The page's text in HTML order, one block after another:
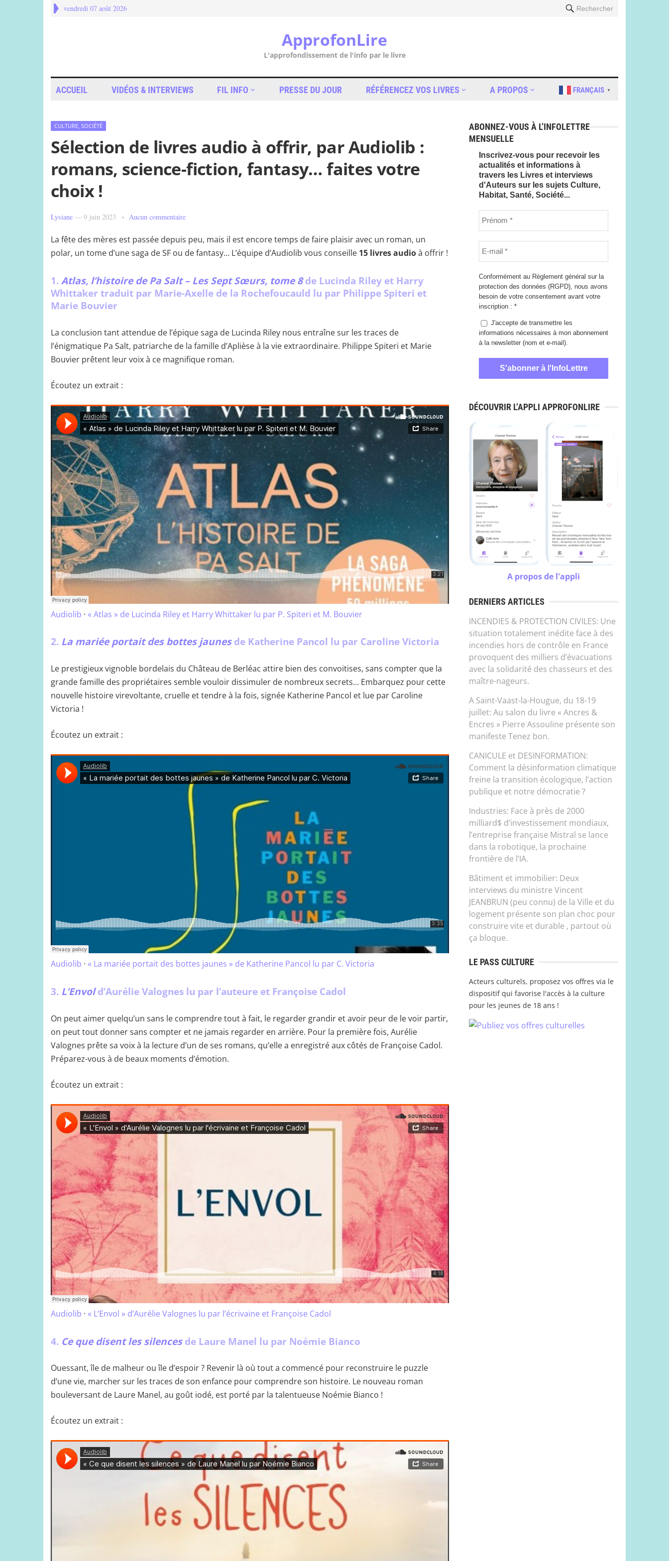
vendredi 07 août 2026 Rechercher
ApprofonLire
L'approfondissement de l'info par le livre
ACCUEIL VIDÉOS & INTERVIEWS FIL INFO PRESSE DU JOUR RÉFÉRENCEZ VOS LIVRES A PROPOS FRANÇAIS ▼
CULTURE, SOCIÉTÉ
Sélection de livres audio à offrir, par Audiolib :
romans, science-fiction, fantasy… faites votre
choix !
Lysiane — 9 juin 2023 Aucun commentaire
La fête des mères est passée depuis peu, mais il est encore temps de faire plaisir avec un roman, un
polar, un tome d’une saga de SF ou de fantasy… L’équipe d’Audiolib vous conseille 15 livres audioà offrir !
1. Atlas, l’histoire de Pa Salt – Les Sept Sœurs, tome 8de Lucinda Riley et Harry
Whittaker traduit par Marie-Axelle de la Rochefoucauld lu par Philippe Spiteri et
Marie Bouvier
La conclusion tant attendue de l’épique saga de Lucinda Riley nous entraîne sur les traces de
l’énigmatique Pa Salt, patriarche de la famille d’Aplièse à la vie extraordinaire. Philippe Spiteri et Marie
Bouvier prêtent leur voix à ce magnifique roman.
Écoutez un extrait :
Audiolib · « Atlas » de Lucinda Riley et Harry Whittaker lu par P. Spiteri et M. Bouvier
2. La mariée portait des bottes jaunesde Katherine Pancol lu par Caroline Victoria
Le prestigieux vignoble bordelais du Château de Berléac attire bien des convoitises, sans compter que la
grande famille des propriétaires semble vouloir dissimuler de nombreux secrets… Embarquez pour cette
nouvelle histoire virevoltante, cruelle et tendre à la fois, signée Katherine Pancol et lue par Caroline
Victoria !
Écoutez un extrait :
Audiolib · « La mariée portait des bottes jaunes » de Katherine Pancol lu par C. Victoria
3. L’Envold’Aurélie Valognes lu par l’auteure et Françoise Cadol
On peut aimer quelqu’un sans le comprendre tout à fait, le regarder grandir et avoir peur de le voir partir,
on peut tout donner sans compter et ne jamais regarder en arrière. Pour la première fois, Aurélie
Valognes prête sa voix à la lecture d’un de ses romans, qu’elle a enregistré aux côtés de Françoise Cadol.
Préparez-vous à de beaux moments d’émotion.
Écoutez un extrait :
Audiolib · « L’Envol » d’Aurélie Valognes lu par l’écrivaine et Françoise Cadol
4. Ce que disent les silencesde Laure Manel lu par Noémie Bianco
Ouessant, île de malheur ou île d’espoir ? Revenir là où tout a commencé pour reconstruire le puzzle
d’une vie, marcher sur les traces de son enfance pour comprendre son histoire. Le nouveau roman
bouleversant de Laure Manel, au goût iodé, est porté par la talentueuse Noémie Bianco !
Écoutez un extrait :
ABONNEZ-VOUS À L’INFOLETTRE
MENSUELLE
Inscrivez-vous pour recevoir les
actualités et informations à
travers les Livres et interviews
d'Auteurs sur les sujets Culture,
Habitat, Santé, Société...
Conformément au Règlement général sur la
protection des données (RGPD), nous avons
besoin de votre consentement avant votre
inscription : *
J'accepte de transmettre les
informations nécessaires à mon abonnement
à la newsletter (nom et e-mail).
DÉCOUVRIR L’APPLI APPROFONLIRE
A propos de l'appli
DERNIERS ARTICLES
INCENDIES & PROTECTION CIVILES: Une
situation totalement inédite face à des
incendies hors de contrôle en France
provoquent des milliers d’évacuations
avec la solidarité des chasseurs et des
maître-nageurs.
A Saint-Vaast-la-Hougue, du 18-19
juillet: Au salon du livre « Ancres &
Encres » Pierre Assouline présente son
manifeste Tenez bon.
CANICULE et DESINFORMATION:
Comment la désinformation climatique
freine la transition écologique, l’action
publique et notre démocratie ?
Industries: Face à près de 2000
milliard$ d’investissement mondiaux,
l’entreprise française Mistral se lance
dans la robotique, la prochaine
frontière de l’IA.
Bâtiment et immobilier: Deux
interviews du ministre Vincent
JEANBRUN (peu connu) de la Ville et du
logement présente son plan choc pour
construire vite et durable , partout où
ça bloque.
LE PASS CULTURE
Acteurs culturels, proposez vos offres via le
dispositif qui favorise l'accès à la culture
pour les jeunes de 18 ans !